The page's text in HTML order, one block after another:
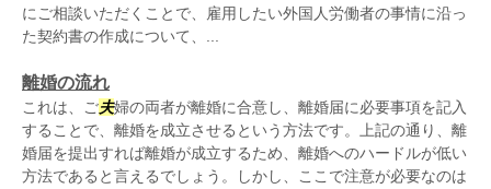
にご相談いただくことで、雇用したい外国人労働者の事情に沿っ
た契約書の作成について、...
離婚の流れ
これは、ご夫婦の両者が離婚に合意し、離婚届に必要事項を記入
することで、離婚を成立させるという方法です。上記の通り、離
婚届を提出すれば離婚が成立するため、離婚へのハードルが低い
方法であると言えるでしょう。しかし、ここで注意が必要なのは